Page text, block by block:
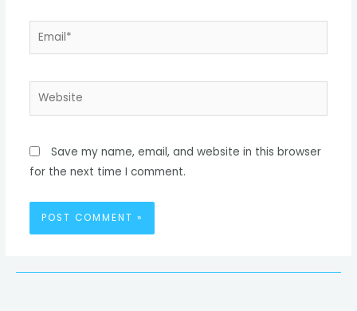
Save my name, email, and website in this browser
for the next time I comment.